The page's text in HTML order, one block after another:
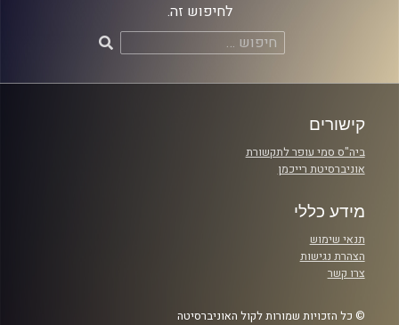
לחיפוש זה.
חיפוש:
קישורים
ביה"ס סמי עופר לתקשורת
אוניברסיטת רייכמן
מידע כללי
תנאי שימוש
הצהרת נגישות
צרו קשר
© כל הזכויות שמורות לקול האוניברסיטה